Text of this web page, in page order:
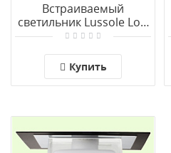
Встраиваемый
светильник Lussole Loft
MONTELETO GRLSJ-0400-
Купить